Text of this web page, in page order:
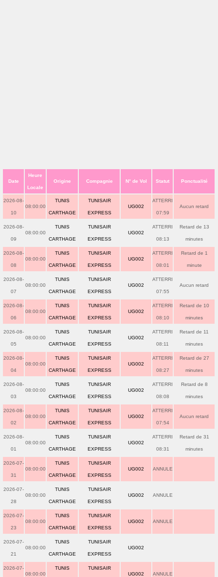
Date
Heure
Locale
Origine Compagnie N° de Vol Statut Ponctualité
2026-08-
10
08:00:00
TUNIS
CARTHAGE
TUNISAIR
EXPRESS
UG002
ATTERRI
07:59
Aucun retard
2026-08-
09
08:00:00
TUNIS
CARTHAGE
TUNISAIR
EXPRESS
UG002
ATTERRI
08:13
Retard de 13
minutes
2026-08-
08
08:00:00
TUNIS
CARTHAGE
TUNISAIR
EXPRESS
UG002
ATTERRI
08:01
Retard de 1
minute
2026-08-
07
08:00:00
TUNIS
CARTHAGE
TUNISAIR
EXPRESS
UG002
ATTERRI
07:55
Aucun retard
2026-08-
06
08:00:00
TUNIS
CARTHAGE
TUNISAIR
EXPRESS
UG002
ATTERRI
08:10
Retard de 10
minutes
2026-08-
05
08:00:00
TUNIS
CARTHAGE
TUNISAIR
EXPRESS
UG002
ATTERRI
08:11
Retard de 11
minutes
2026-08-
04
08:00:00
TUNIS
CARTHAGE
TUNISAIR
EXPRESS
UG002
ATTERRI
08:27
Retard de 27
minutes
2026-08-
03
08:00:00
TUNIS
CARTHAGE
TUNISAIR
EXPRESS
UG002
ATTERRI
08:08
Retard de 8
minutes
2026-08-
02
08:00:00
TUNIS
CARTHAGE
TUNISAIR
EXPRESS
UG002
ATTERRI
07:54
Aucun retard
2026-08-
01
08:00:00
TUNIS
CARTHAGE
TUNISAIR
EXPRESS
UG002
ATTERRI
08:31
Retard de 31
minutes
2026-07-
31
08:00:00
TUNIS
CARTHAGE
TUNISAIR
EXPRESS
UG002 ANNULE
2026-07-
28
08:00:00
TUNIS
CARTHAGE
TUNISAIR
EXPRESS
UG002 ANNULE
2026-07-
23
08:00:00
TUNIS
CARTHAGE
TUNISAIR
EXPRESS
UG002 ANNULE
2026-07-
21
08:00:00
TUNIS
CARTHAGE
TUNISAIR
EXPRESS
UG002
2026-07-
08:00:00
TUNIS TUNISAIR
UG002 ANNULE